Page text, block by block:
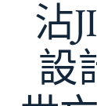
沾
設